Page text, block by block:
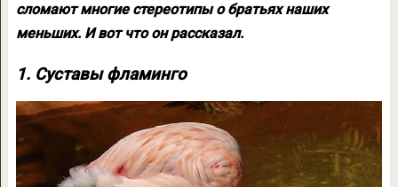
сломают многие стереотипы о братьях наших
меньших. И вот что он рассказал.
1. Суставы фламинго